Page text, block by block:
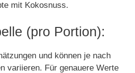
mit Kokosnuss.
(pro Portion):
und können je nach
variieren. Für genauere Werte